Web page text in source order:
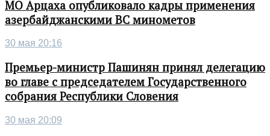
МО Арцаха опубликовало кадры применения
азербайджанскими ВС минометов
30 мая 20:16
Премьер-министр Пашинян принял делегацию
во главе с председателем Государственного
собрания Республики Словения
30 мая 20:09